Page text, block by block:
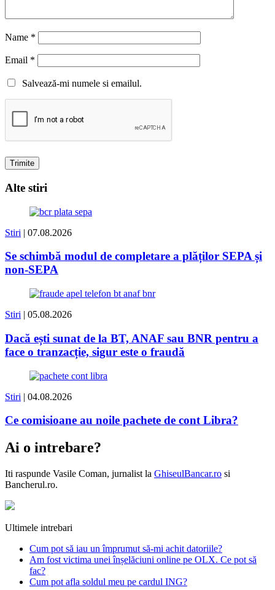
Name *
Email *
Salvează-mi numele si emailul.
Alte stiri
Stiri | 07.08.2026
Se schimbă modul de completare a plăților SEPA și
non-SEPA
Stiri | 05.08.2026
Dacă ești sunat de la BT, ANAF sau BNR pentru a
face o tranzacție, sigur este o fraudă
Stiri | 04.08.2026
Ce comisioane au noile pachete de cont Libra?
Ai o intrebare?
Iti raspunde Vasile Coman, jurnalist la GhiseulBancar.ro si
Bancherul.ro.
Ultimele intrebari
Cum pot să iau un împrumut să-mi achit datoriile?
Am fost victima unei înșelăciuni online pe OLX. Ce pot să
fac?
Cum pot afla soldul meu pe cardul ING?